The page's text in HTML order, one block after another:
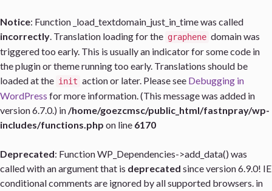
Notice: Function _load_textdomain_just_in_time was called
incorrectly. Translation loading for the graphene domain was
triggered too early. This is usually an indicator for some code in
the plugin or theme running too early. Translations should be
loaded at the init action or later. Please see Debugging in
WordPress for more information. (This message was added in
version 6.7.0.) in/home/goezcmsc/public_html/fastnpray/wp-
includes/functions.php on line 6170
Deprecated: Function WP_Dependencies->add_data() was
called with an argument that is deprecated since version 6.9.0! IE
conditional comments are ignored by all supported browsers. in